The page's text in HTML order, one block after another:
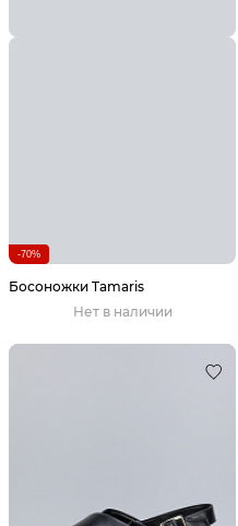
-70%
Босоножки Tamaris
Нет в наличии